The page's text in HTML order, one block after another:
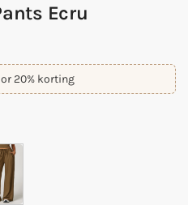
Ecru
20% korting